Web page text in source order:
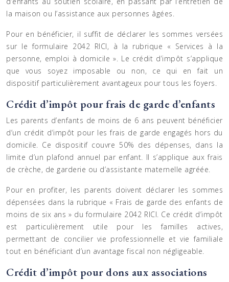
la maison ou l’assistance aux personnes âgées.
Pour en bénéficier, il suffit de déclarer les sommes versées
sur le formulaire 2042 RICI, à la rubrique « Services à la
personne, emploi à domicile ». Le crédit d’impôt s’applique
que vous soyez imposable ou non, ce qui en fait un
dispositif particulièrement avantageux pour tous les foyers.
Crédit d’impôt pour frais de garde d’enfants
Les parents d’enfants de moins de 6 ans peuvent bénéficier
d’un crédit d’impôt pour les frais de garde engagés hors du
domicile. Ce dispositif couvre 50% des dépenses, dans la
limite d’un plafond annuel par enfant. Il s’applique aux frais
de crèche, de garderie ou d’assistante maternelle agréée.
Pour en profiter, les parents doivent déclarer les sommes
dépensées dans la rubrique « Frais de garde des enfants de
moins de six ans » du formulaire 2042 RICI. Ce crédit d’impôt
est particulièrement utile pour les familles actives,
permettant de concilier vie professionnelle et vie familiale
tout en bénéficiant d’un avantage fiscal non négligeable.
Crédit d’impôt pour dons aux associations